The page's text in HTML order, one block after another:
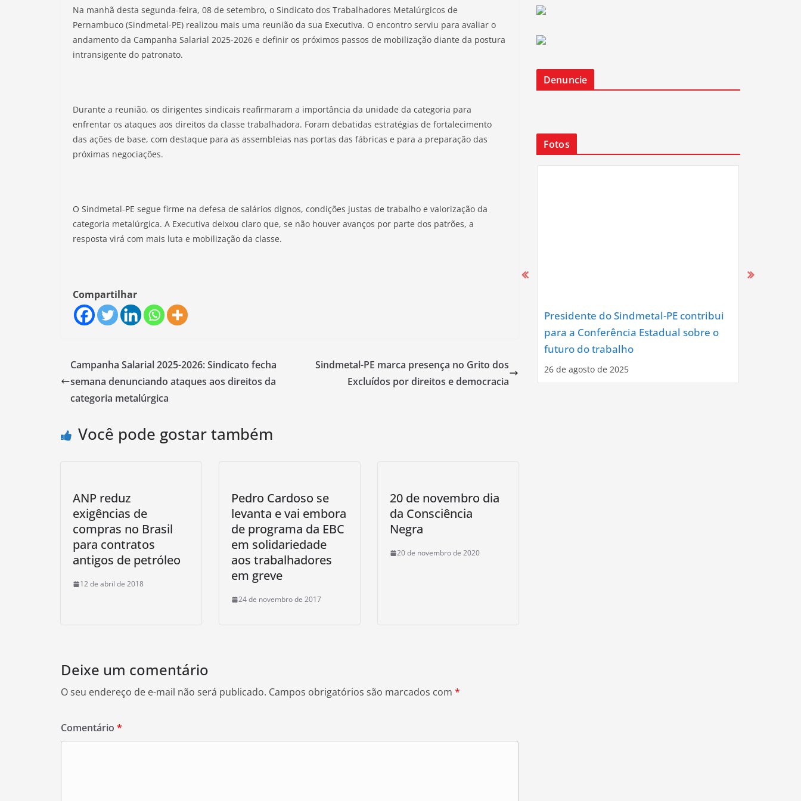
Na manhã desta segunda-feira, 08 de setembro, o Sindicato dos Trabalhadores Metalúrgicos de
Pernambuco (Sindmetal-PE) realizou mais uma reunião da sua Executiva. O encontro serviu para avaliar o
andamento da Campanha Salarial 2025-2026 e definir os próximos passos de mobilização diante da postura
intransigente do patronato.
Durante a reunião, os dirigentes sindicais reafirmaram a importância da unidade da categoria para
enfrentar os ataques aos direitos da classe trabalhadora. Foram debatidas estratégias de fortalecimento
das ações de base, com destaque para as assembleias nas portas das fábricas e para a preparação das
próximas negociações.
O Sindmetal-PE segue firme na defesa de salários dignos, condições justas de trabalho e valorização da
categoria metalúrgica. A Executiva deixou claro que, se não houver avanços por parte dos patrões, a
resposta virá com mais luta e mobilização da classe.
Compartilhar
Campanha Salarial 2025-2026: Sindicato fecha
semana denunciando ataques aos direitos da
categoria metalúrgica
Sindmetal-PE marca presença no Grito dos
Excluídos por direitos e democracia
Você pode gostar também
ANP reduz
exigências de
compras no Brasil
para contratos
antigos de petróleo
12 de abril de 2018
Pedro Cardoso se
levanta e vai embora
de programa da EBC
em solidariedade
aos trabalhadores
em greve
24 de novembro de 2017
20 de novembro dia
da Consciência
Negra
20 de novembro de 2020
Deixe um comentário
O seu endereço de e-mail não será publicado. Campos obrigatórios são marcados com *
Comentário *
Denuncie
Fotos
27 de agosto de 2025
Presidente do Sindmetal-PE contribui
para a Conferência Estadual sobre o
futuro do trabalho
26 de agosto de 2025